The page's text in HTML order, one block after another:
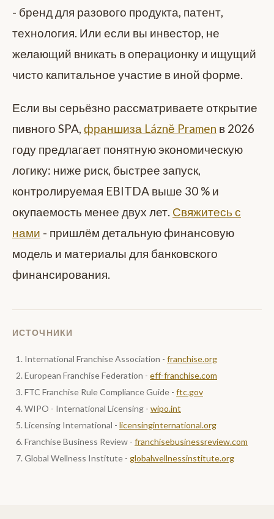
- бренд для разового продукта, патент,
технология. Или если вы инвестор, не
желающий вникать в операционку и ищущий
чисто капитальное участие в иной форме.
Если вы серьёзно рассматриваете открытие
пивного SPA, франшиза Lázně Pramen в 2026
году предлагает понятную экономическую
логику: ниже риск, быстрее запуск,
контролируемая EBITDA выше 30 % и
окупаемость менее двух лет. Свяжитесь с
нами - пришлём детальную финансовую
модель и материалы для банковского
финансирования.
ИСТОЧНИКИ
International Franchise Association - franchise.org
European Franchise Federation - eff-franchise.com
FTC Franchise Rule Compliance Guide - ftc.gov
WIPO - International Licensing - wipo.int
Licensing International - licensinginternational.org
Franchise Business Review - franchisebusinessreview.com
Global Wellness Institute - globalwellnessinstitute.org